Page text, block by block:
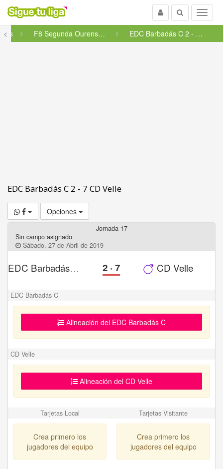
Menu
Buscar
Usuario
<
F8 Segunda Ourense - Grupo 45 EDC Barbadás C 2 - 7 CD Velle
EDC Barbadás C 2 - 7 CD Velle
Opciones
Jornada 17
Sin campo asignado
Sábado, 27 de Abril de 2019
EDC Barbadás C 2 ·7 CD Velle
EDC Barbadás C
Alineación del EDC Barbadás C
CD Velle
Alineación del CD Velle
Tarjetas Local Tarjetas Visitante
Crea primero los
jugadores del equipo
Crea primero los
jugadores del equipo